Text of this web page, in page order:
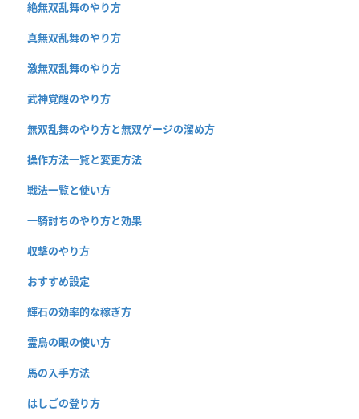
絶無双乱舞のやり方
真無双乱舞のやり方
激無双乱舞のやり方
武神覚醒のやり方
無双乱舞のやり方と無双ゲージの溜め方
操作方法一覧と変更方法
戦法一覧と使い方
一騎討ちのやり方と効果
収撃のやり方
おすすめ設定
輝石の効率的な稼ぎ方
霊鳥の眼の使い方
馬の入手方法
はしごの登り方